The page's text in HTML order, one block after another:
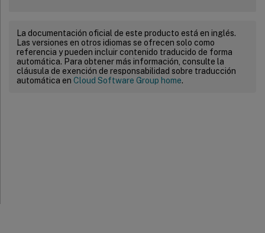
          Order deny
,allow
</ Limit>
La documentación oficial de este producto está en inglés.
Las versiones en otros idiomas se ofrecen solo como
referencia y pueden incluir contenido traducido de forma
automática. Para obtener más información, consulte la
cláusula de exención de responsabilidad sobre traducción
automática en Cloud Software Group home.